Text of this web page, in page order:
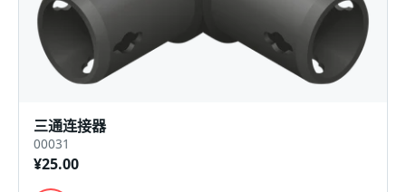
三通连接器
00031
¥25.00